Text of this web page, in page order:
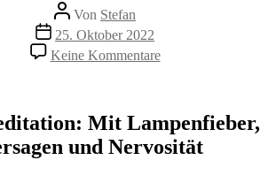
Beitragsautor
Von Stefan
Beitragsdatum
25. Oktober 2022
Keine Kommentarezu
Geführte
Lampenfieber,
Angst
vor
Mit Lampenfieber,
und Nervosität